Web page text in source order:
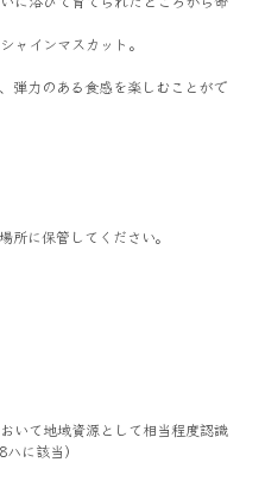
ャインマスカット。
弾力のある食感を楽しむことがで
所に保管してください。
いて地域資源として相当程度認識
に該当）